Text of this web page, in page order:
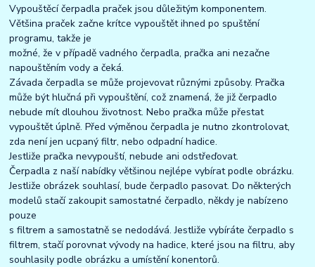
Vypouštěcí čerpadla praček jsou důležitým komponentem.
Většina praček začne krítce vypouštět ihned po spuštění
programu, takže je
možné, že v případě vadného čerpadla, pračka ani nezačne
napouštěním vody a čeká.
Závada čerpadla se může projevovat různými způsoby. Pračka
může být hlučná při vypouštění, což znamená, že již čerpadlo
nebude mít dlouhou životnost. Nebo pračka může přestat
vypouštět úplně. Před výměnou čerpadla je nutno zkontrolovat,
zda není jen ucpaný filtr, nebo odpadní hadice.
Jestliže pračka nevypouští, nebude ani odstřeďovat.
Čerpadla z naší nabídky většinou nejlépe vybírat podle obrázku.
Jestliže obrázek souhlasí, bude čerpadlo pasovat. Do některých
modelů stačí zakoupit samostatné čerpadlo, někdy je nabízeno
pouze
s filtrem a samostatně se nedodává. Jestliže vybíráte čerpadlo s
filtrem, stačí porovnat vývody na hadice, které jsou na filtru, aby
souhlasily podle obrázku a umístění konentorů.